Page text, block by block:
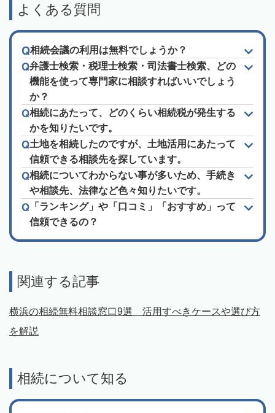
よくある質問
相続会議の利用は無料でしょうか？
弁護士検索・税理士検索・司法書士検索、どの
機能を使って専門家に相談すればいいでしょう
か？
相続にあたって、どのくらい相続税が発生する
かを知りたいです。
土地を相続したのですが、土地活用にあたって
信頼できる相談先を探しています。
相続についてわからない事が多いため、手続き
や相談先、法律など色々知りたいです。
「ランキング」や「口コミ」「おすすめ」って
信頼できるの？
関連する記事
横浜の相続無料相談窓口9選 活用すべきケースや選び方
を解説
相続について知る